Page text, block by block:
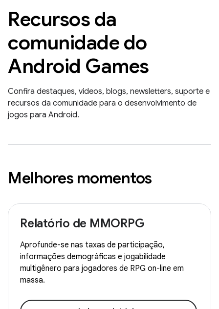
Recursos da
comunidade do
Android Games
Confira destaques, vídeos, blogs, newsletters, suporte e
recursos da comunidade para o desenvolvimento de
jogos para Android.
Melhores momentos
Relatório de MMORPG
Aprofunde-se nas taxas de participação,
informações demográficas e jogabilidade
multigênero para jogadores de RPG on-line em
massa.